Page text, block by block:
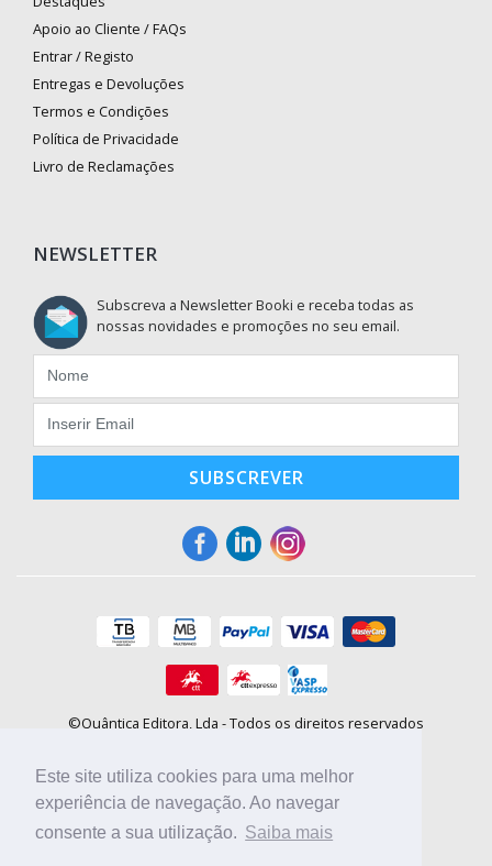
Este site utiliza cookies para uma melhor
experiência de navegação. Ao navegar
consente a sua utilização. Saiba mais
Apoio ao Cliente / FAQs
Entrar / Registo
Entregas e Devoluções
Termos e Condições
Política de Privacidade
Livro de Reclamações
NEWSLETTER
Subscreva a Newsletter Booki e receba todas as
nossas novidades e promoções no seu email.
SUBSCREVER
©Quântica Editora, Lda - Todos os direitos reservados
E-mail: info@booki.pt
Tel.: +351 220 104 872(custo de chamada para a rede fixa